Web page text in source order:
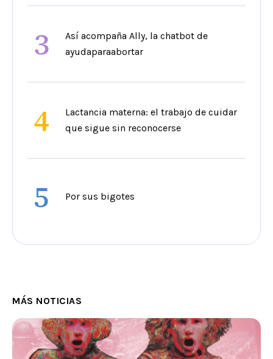
3
Así acompaña Ally, la chatbot de
ayudaparaabortar
4
Lactancia materna: el trabajo de cuidar
que sigue sin reconocerse
5 Por sus bigotes
MÁS NOTICIAS